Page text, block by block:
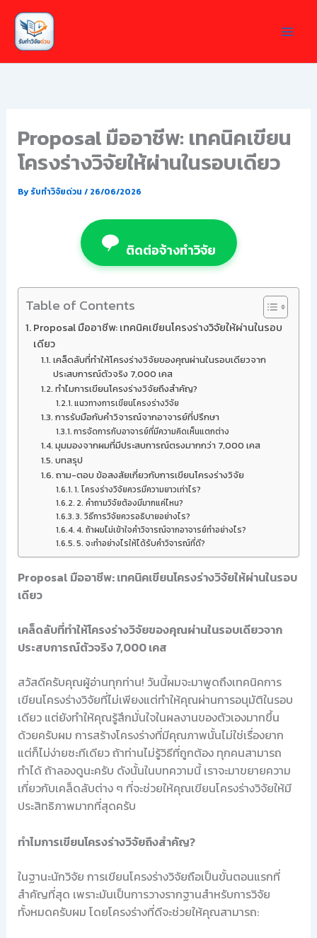
Skip
content
Proposal มืออาชีพ: เทคนิคเขียน
โครงร่างวิจัยให้ผ่านในรอบเดียว
Byรับทำวิจัยด่วน / 26/06/2026
ติดต่อจ้างทำวิจัย
Table of Contents
Proposal มืออาชีพ: เทคนิคเขียนโครงร่างวิจัยให้ผ่านในรอบ
เดียว
เคล็ดลับที่ทำให้โครงร่างวิจัยของคุณผ่านในรอบเดียวจาก
ประสบการณ์ตัวจริง 7,000 เคส
ทำไมการเขียนโครงร่างวิจัยถึงสำคัญ?
แนวทางการเขียนโครงร่างวิจัย
การรับมือกับคำวิจารณ์จากอาจารย์ที่ปรึกษา
การจัดการกับอาจารย์ที่มีความคิดเห็นแตกต่าง
มุมมองจากผมที่มีประสบการณ์ตรงมากกว่า 7,000 เคส
บทสรุป
ถาม-ตอบ ข้อสงสัยเกี่ยวกับการเขียนโครงร่างวิจัย
1. โครงร่างวิจัยควรมีความยาวเท่าไร?
2. คำถามวิจัยต้องมีมากแค่ไหน?
3. วิธีการวิจัยควรอธิบายอย่างไร?
4. ถ้าผมไม่เข้าใจคำวิจารณ์จากอาจารย์ทำอย่างไร?
5. จะทำอย่างไรให้ได้รับคำวิจารณ์ที่ดี?
Proposal มืออาชีพ: เทคนิคเขียนโครงร่างวิจัยให้ผ่านในรอบ
เดียว
เคล็ดลับที่ทำให้โครงร่างวิจัยของคุณผ่านในรอบเดียวจาก
ประสบการณ์ตัวจริง 7,000 เคส
สวัสดีครับคุณผู้อ่านทุกท่าน! วันนี้ผมจะมาพูดถึงเทคนิคการ
เขียนโครงร่างวิจัยที่ไม่เพียงแต่ทำให้คุณผ่านการอนุมัติในรอบ
เดียว แต่ยังทำให้คุณรู้สึกมั่นใจในผลงานของตัวเองมากขึ้น
ด้วยครับผม การสร้างโครงร่างที่มีคุณภาพนั้นไม่ใช่เรื่องยาก
แต่ก็ไม่ง่ายซะทีเดียว ถ้าท่านไม่รู้วิธีที่ถูกต้อง ทุกคนสามารถ
ทำได้ ถ้าลองดูนะครับ ดังนั้นในบทความนี้ เราจะมาขยายความ
เกี่ยวกับเคล็ดลับต่าง ๆ ที่จะช่วยให้คุณเขียนโครงร่างวิจัยให้มี
ประสิทธิภาพมากที่สุดครับ
ทำไมการเขียนโครงร่างวิจัยถึงสำคัญ?
ในฐานะนักวิจัย การเขียนโครงร่างวิจัยถือเป็นขั้นตอนแรกที่
สำคัญที่สุด เพราะมันเป็นการวางรากฐานสำหรับการวิจัย
ทั้งหมดครับผม โดยโครงร่างที่ดีจะช่วยให้คุณสามารถ: